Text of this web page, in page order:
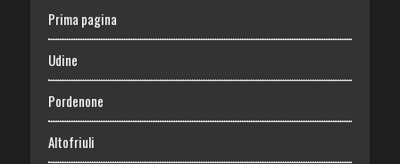
Prima pagina
Udine
Pordenone
Altofriuli